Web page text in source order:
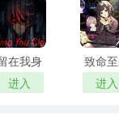
在我身
边
进入
致命
汉化版
进入